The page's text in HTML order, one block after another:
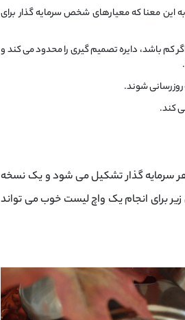
این معنا که معیارهای شخص سرمایه گذار برای
کم باشد، دایره تصمیم گیری را محدود می کند و
شوند.
کند.
سرمایه گذار تشکیل می شود و یک نسخه
زیر برای انجام یک واچ لیست خوب می تواند